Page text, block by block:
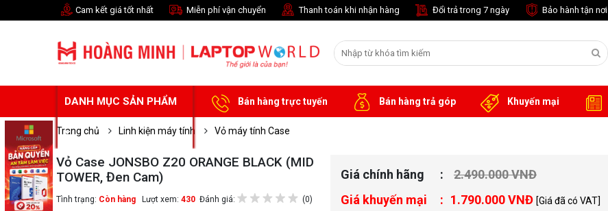
Cam kết giá tốt nhất Miễn phí vận chuyển Thanh toán khi nhận hàng Đổi trả trong 7 ngày Bảo hành tận nơi
DANH MỤC SẢN PHẨM Bán hàng trực tuyến Bán hàng trả góp Khuyến mại
Trang chủ Linh kiện máy tính Vỏ máy tính Case
Vỏ Case JONSBO Z20 ORANGE BLACK (MID
TOWER, Đen Cam)
Tình trạng: Còn hàng Lượt xem: 430 Đánh giá: (0)
Giá chính hãng
2.490.000 VNĐ
Giá khuyến mại
1.790.000 VNĐ [Giá đã có VAT]